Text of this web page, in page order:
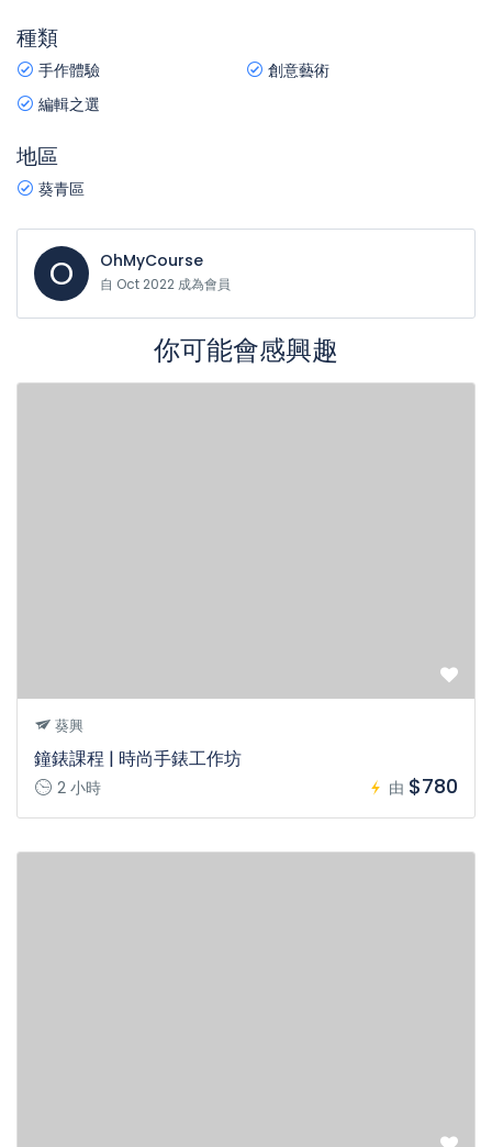
種類
手作體驗
創意藝術
編輯之選
地區
葵青區
O OhMyCourse
自 Oct 2022 成為會員
你可能會感興趣
葵興
鐘錶課程 | 時尚手錶工作坊
2 小時 由 $780